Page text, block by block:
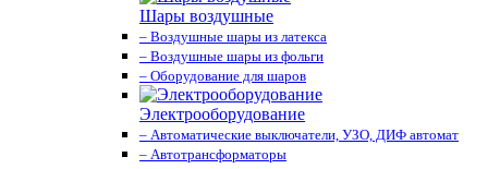
Шары воздушные
– Воздушные шары из латекса
– Воздушные шары из фольги
– Оборудование для шаров
Электрооборудование
– Автоматические выключатели, УЗО, ДИФ автомат
– Автотрансформаторы